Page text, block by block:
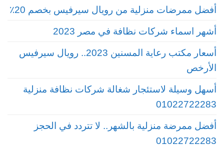
أفضل ممرضات منزلية من رويال سيرفيس بخصم 20٪
أشهر اسماء شركات نظافة في مصر 2023
أسعار مكتب رعاية المسنين 2023.. رويال سيرفيس
الأرخص
أسهل وسيلة لاستئجار شغالة شركات نظافة منزلية
01022722283
أفضل ممرضة منزلية بالشهر.. لا تتردد في الحجز
01022722283